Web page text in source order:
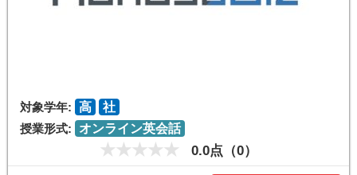
対象学年: 高
社
授業形式:
オンライン英会話
0.0点（0）